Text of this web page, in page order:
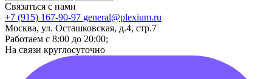
Связаться с нами
+7 (915) 167-90-97 general@plexium.ru
Москва, ул. Осташковская, д.4, стр.7
Работаем с 8:00 до 20:00;
На связи круглосуточно